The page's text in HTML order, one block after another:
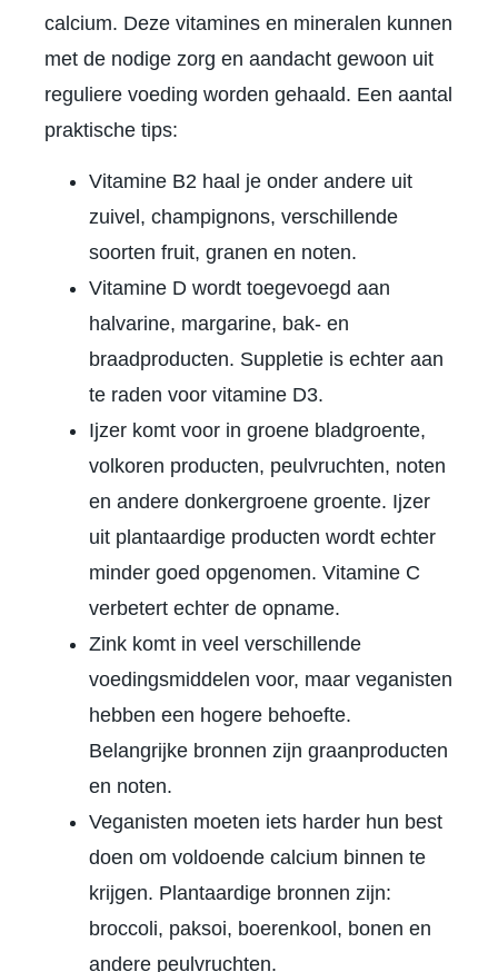
calcium. Deze vitamines en mineralen kunnen
met de nodige zorg en aandacht gewoon uit
reguliere voeding worden gehaald. Een aantal
praktische tips:
Vitamine B2 haal je onder andere uit
zuivel, champignons, verschillende
soorten fruit, granen en noten.
Vitamine D wordt toegevoegd aan
halvarine, margarine, bak- en
braadproducten. Suppletie is echter aan
te raden voor vitamine D3.
Ijzer komt voor in groene bladgroente,
volkoren producten, peulvruchten, noten
en andere donkergroene groente. Ijzer
uit plantaardige producten wordt echter
minder goed opgenomen. Vitamine C
verbetert echter de opname.
Zink komt in veel verschillende
voedingsmiddelen voor, maar veganisten
hebben een hogere behoefte.
Belangrijke bronnen zijn graanproducten
en noten.
Veganisten moeten iets harder hun best
doen om voldoende calcium binnen te
krijgen. Plantaardige bronnen zijn:
broccoli, paksoi, boerenkool, bonen en
andere peulvruchten.